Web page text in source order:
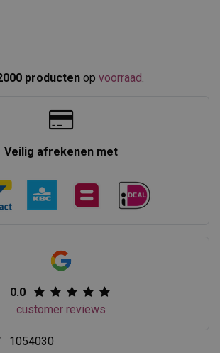
producten op voorraad
Veilig afrekenen met
0.0
customer reviews
1054030